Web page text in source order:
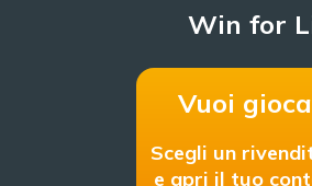
Win for
Vuoi
Scegli un
e apri il tuo